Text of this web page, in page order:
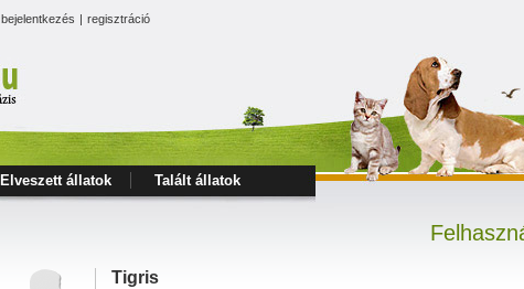
bejelentkezés | regisztráció
Elveszett állatok Talált állatok
Tigris